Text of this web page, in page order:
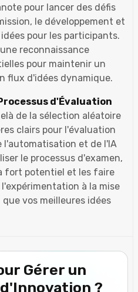
pour lancer des défis
le développement et
pour les participants.
reconnaissance
pour maintenir un
flux d'idées dynamique.
d'Évaluation
de la sélection aléatoire
clairs pour l'évaluation
l'automatisation et de l'IA
le processus d'examen,
fort potentiel et les faire
à la mise
vos meilleures idées
Gérer un
?